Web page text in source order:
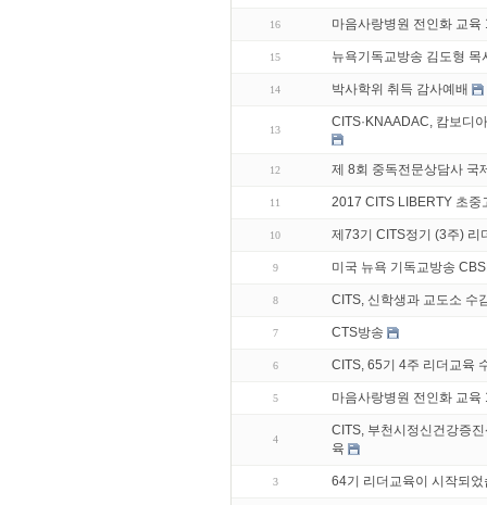
16 마음사랑병원 전인화 교육
15 뉴욕기독교방송 김도형 목
14 박사학위 취득 감사예배
13
CITS·KNAADAC, 캄보디
12 제 8회 중독전문상담사 국
11 2017 CITS LIBERTY 초중
10 제73기 CITS정기 (3주) 리
9 미국 뉴욕 기독교방송
8 CITS, 신학생과 교도소 수
7 CTS방송
6 CITS, 65기 4주 리더교육
5 마음사랑병원 전인화 교육
4
CITS, 부천시정신건강증
육
3 64기 리더교육이 시작되었